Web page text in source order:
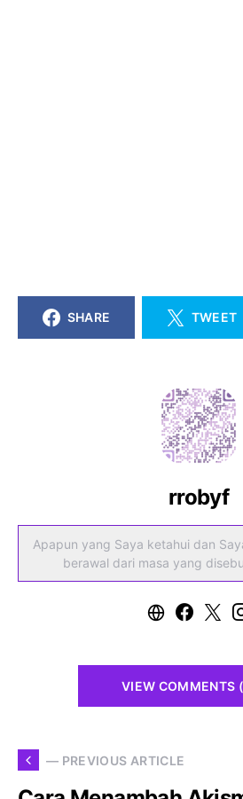
SHARE TWEET
rrobyf
Apapun yang Saya ketahui dan
berawal dari masa yang
VIEW COMMENTS
— PREVIOUS ARTICLE